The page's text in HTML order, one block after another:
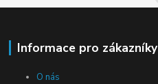
Informace pro zákazníky
O nás